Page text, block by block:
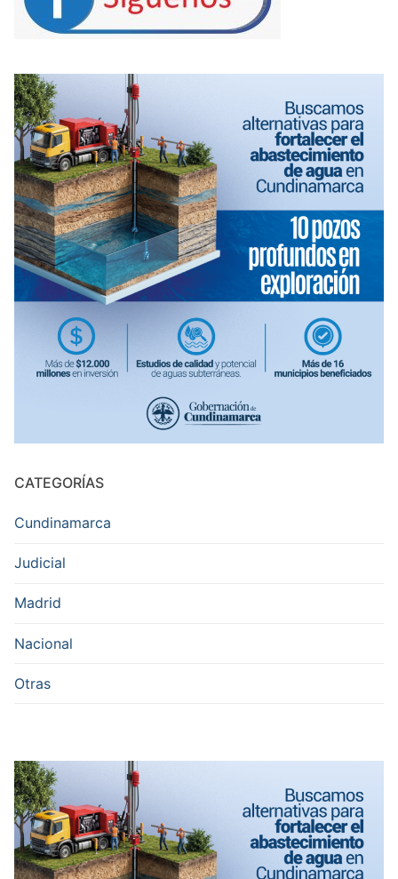
CATEGORÍAS
Cundinamarca
Judicial
Madrid
Nacional
Otras